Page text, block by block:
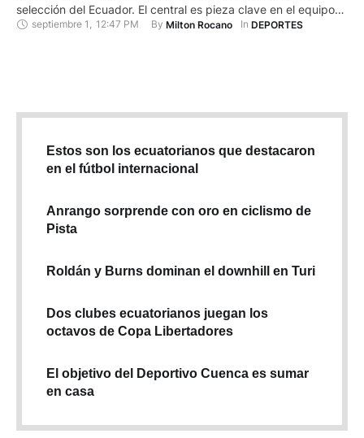
selección del Ecuador. El central es pieza clave en el equipo
del profesor argentino Sebastián Beccacece. Piero, quien en
septiembre 1 , 12:47 PM By Milton Rocano In DEPORTES
Estos son los ecuatorianos que destacaron
en el fútbol internacional
Anrango sorprende con oro en ciclismo de
Pista
Roldán y Burns dominan el downhill en Turi
Dos clubes ecuatorianos juegan los
octavos de Copa Libertadores
El objetivo del Deportivo Cuenca es sumar
en casa